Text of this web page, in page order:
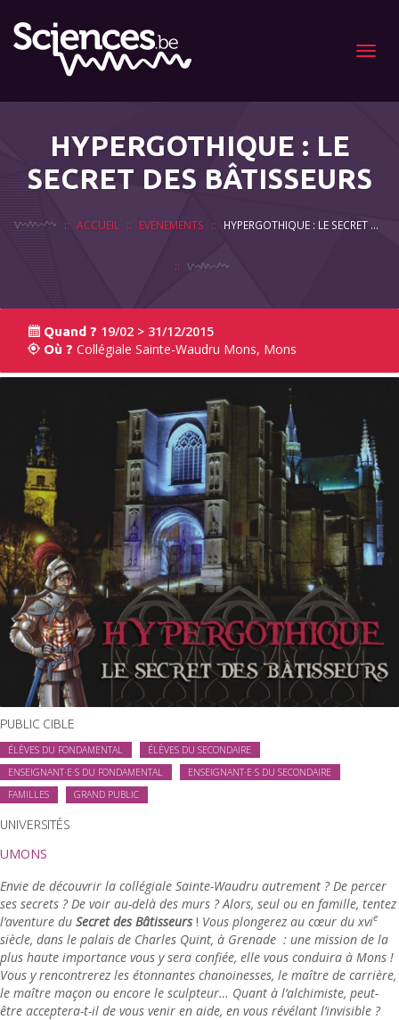
Menu
HYPERGOTHIQUE : LE
SECRET DES BÂTISSEURS
ACCUEIL EVÉNEMENTS HYPERGOTHIQUE : LE SECRET DES BÂTISSEURS
Quand ? 19/02 > 31/12/2015
Où ? Collégiale Sainte-Waudru Mons, Mons
PUBLIC CIBLE
ÉLÈVES DU FONDAMENTAL
ÉLÈVES DU SECONDAIRE
ENSEIGNANT·E·S DU FONDAMENTAL
ENSEIGNANT·E·S DU SECONDAIRE
FAMILLES
GRAND PUBLIC
UNIVERSITÉS
UMONS
Envie de découvrir la collégiale Sainte-Waudru autrement ? De percer
ses secrets ? De voir au-delà des murs ? Alors, seul ou en famille, tentez
l’aventure du Secret des Bâtisseurs! Vous plongerez au cœur du xvie
siècle, dans le palais de Charles Quint, à Grenade : une mission de la
plus haute importance vous y sera confiée, elle vous conduira à Mons !
Vous y rencontrerez les étonnantes chanoinesses, le maître de carrière,
le maître maçon ou encore le sculpteur… Quant à l’alchimiste, peut-
être acceptera-t-il de vous venir en aide, en vous révélant l’invisible ?